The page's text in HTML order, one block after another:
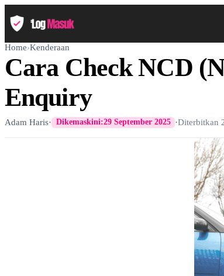
Home›Kenderaan
Cara Check NCD
Enquiry
Adam Haris· Dikemaskini:29 September 2025 ·Diterbitkan